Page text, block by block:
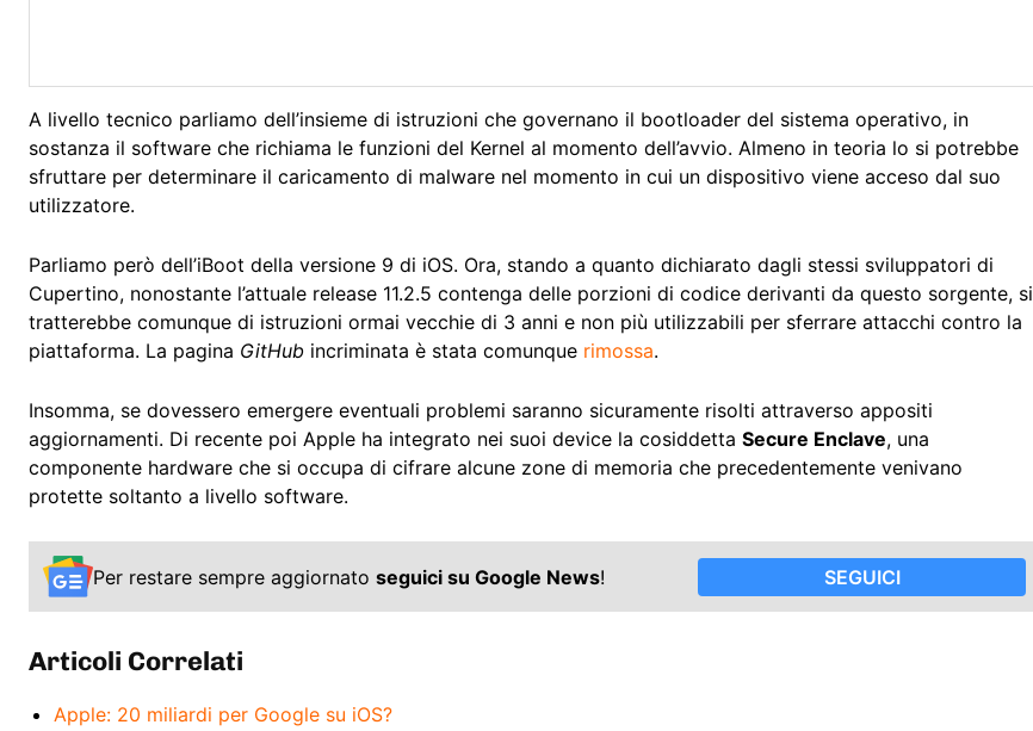
A livello tecnico parliamo dell’insieme di istruzioni che governano il bootloader del sistema operativo, in
sostanza il software che richiama le funzioni del Kernel al momento dell’avvio. Almeno in teoria lo si potrebbe
sfruttare per determinare il caricamento di malware nel momento in cui un dispositivo viene acceso dal suo
utilizzatore.
Parliamo però dell’iBoot della versione 9 di iOS. Ora, stando a quanto dichiarato dagli stessi sviluppatori di
Cupertino, nonostante l’attuale release 11.2.5 contenga delle porzioni di codice derivanti da questo sorgente, si
tratterebbe comunque di istruzioni ormai vecchie di 3 anni e non più utilizzabili per sferrare attacchi contro la
piattaforma. La pagina GitHub incriminata è stata comunque rimossa.
Insomma, se dovessero emergere eventuali problemi saranno sicuramente risolti attraverso appositi
aggiornamenti. Di recente poi Apple ha integrato nei suoi device la cosiddetta Secure Enclave, una
componente hardware che si occupa di cifrare alcune zone di memoria che precedentemente venivano
protette soltanto a livello software.
Per restare sempre aggiornato seguici su Google News! SEGUICI
Articoli Correlati
Apple: 20 miliardi per Google su iOS?